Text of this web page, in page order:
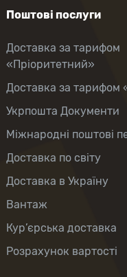
Поштові послуги
Доставка за тарифом
«Пріоритетний»
Доставка за тарифом
Укрпошта Документи
Міжнародні поштові
Доставка по світу
Доставка в Україну
Вантаж
Кур’єрська доставка
Розрахунок вартості